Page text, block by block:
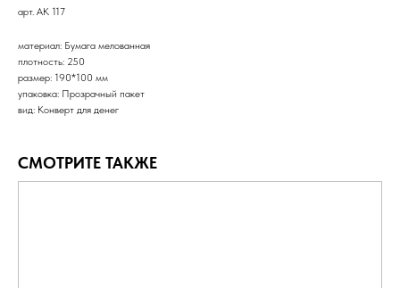
арт. АК 117
материал: Бумага мелованная
плотность: 250
размер: 190*100 мм
упаковка: Прозрачный пакет
вид: Конверт для денег
СМОТРИТЕ ТАКЖЕ